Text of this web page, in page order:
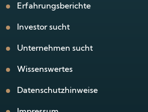
Erfahrungsberichte
Investor sucht
Unternehmen sucht
Wissenswertes
Datenschutzhinweise